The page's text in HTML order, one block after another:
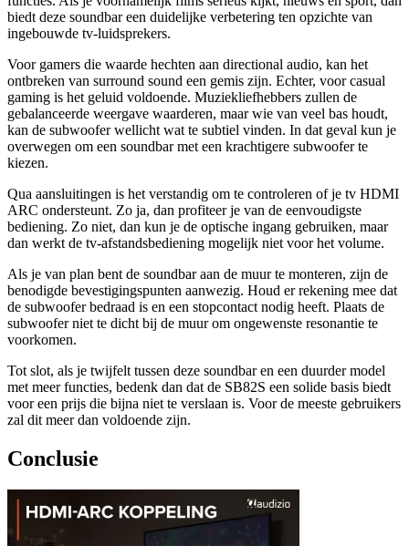
biedt deze soundbar een duidelijke verbetering ten opzichte van
ingebouwde tv-luidsprekers.
Voor gamers die waarde hechten aan directional audio, kan het
ontbreken van surround sound een gemis zijn. Echter, voor casual
gaming is het geluid voldoende. Muziekliefhebbers zullen de
gebalanceerde weergave waarderen, maar wie van veel bas houdt,
kan de subwoofer wellicht wat te subtiel vinden. In dat geval kun je
overwegen om een soundbar met een krachtigere subwoofer te
kiezen.
Qua aansluitingen is het verstandig om te controleren of je tv HDMI
ARC ondersteunt. Zo ja, dan profiteer je van de eenvoudigste
bediening. Zo niet, dan kun je de optische ingang gebruiken, maar
dan werkt de tv-afstandsbediening mogelijk niet voor het volume.
Als je van plan bent de soundbar aan de muur te monteren, zijn de
benodigde bevestigingspunten aanwezig. Houd er rekening mee dat
de subwoofer bedraad is en een stopcontact nodig heeft. Plaats de
subwoofer niet te dicht bij de muur om ongewenste resonantie te
voorkomen.
Tot slot, als je twijfelt tussen deze soundbar en een duurder model
met meer functies, bedenk dan dat de SB82S een solide basis biedt
voor een prijs die bijna niet te verslaan is. Voor de meeste gebruikers
zal dit meer dan voldoende zijn.
Conclusie